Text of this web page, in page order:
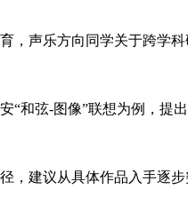
育，声乐方向同学关于跨学
安“和弦-图像”联想为例，提
径，建议从具体作品入手逐步